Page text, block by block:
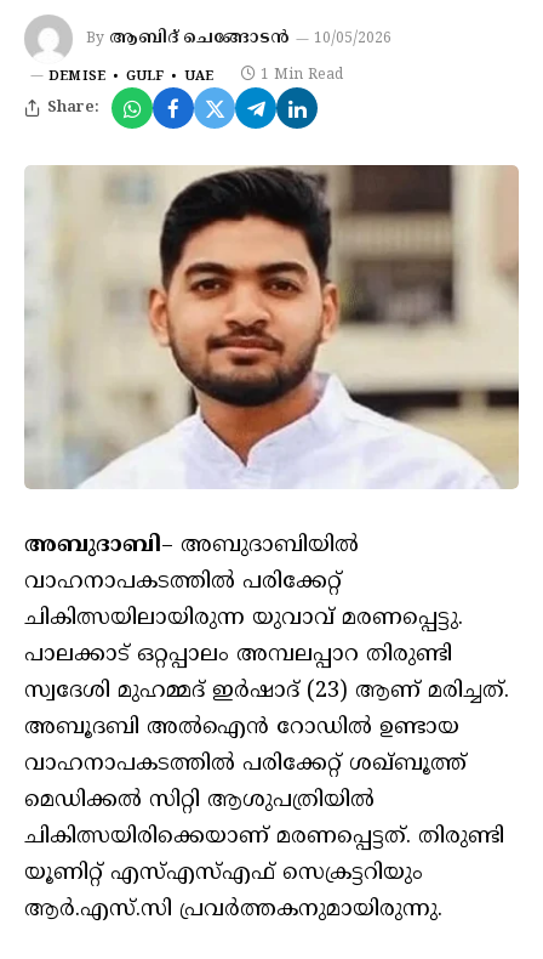
By ആബിദ് ചെങ്ങോടൻ 10/05/2026
DEMISE GULF UAE 1 Min Read
Share:
അബുദാബി– അബുദാബിയിൽ
വാഹനാപകടത്തിൽ പരിക്കേറ്റ്
ചികിത്സയിലായിരുന്ന യുവാവ് മരണപ്പെട്ടു.
പാലക്കാട് ഒറ്റപ്പാലം അമ്പലപ്പാറ തിരുണ്ടി
സ്വദേശി മുഹമ്മദ് ഇർഷാദ് (23) ആണ് മരിച്ചത്.
അബൂദബി അൽഐൻ റോഡിൽ ഉണ്ടായ
വാഹനാപകടത്തിൽ പരിക്കേറ്റ് ശഖ്​ബൂത്ത്
മെഡിക്കൽ സിറ്റി ആശുപത്രിയിൽ
ചികിത്സയിരിക്കെയാണ് മരണപ്പെട്ടത്. തിരുണ്ടി
യൂണിറ്റ് എസ്എസ്എഫ് സെക്രട്ടറിയും
ആർ.എസ്.സി പ്രവർത്തകനുമായിരുന്നു.